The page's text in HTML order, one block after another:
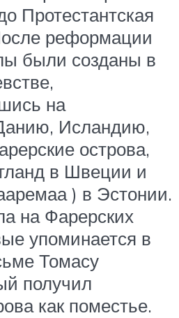
Протестантская
реформации
были созданы в
на
Исландию,
острова,
в Швеции и
) в Эстонии.
на Фарерских
упоминается в
Томасу
получил
как поместье.